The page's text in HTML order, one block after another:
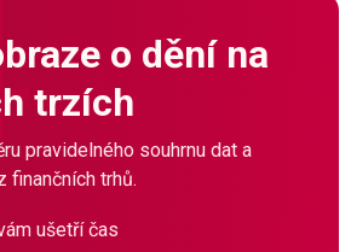
o dění na
trzích
pravidelného souhrnu dat a
finančních trhů.
ušetří čas